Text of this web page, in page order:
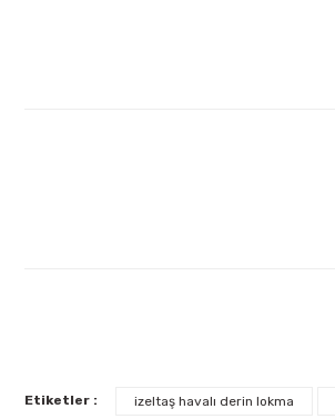
Etiketler : izeltaş havalı derin lokma